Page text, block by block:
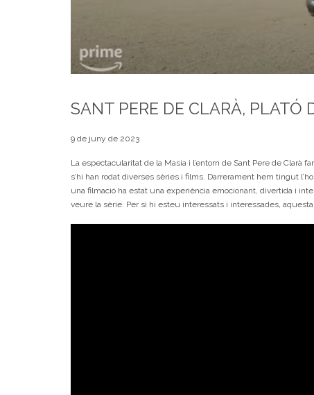
SANT PERE DE CLARÀ, PLATÓ
9 de juny de 2023
La espectacularitat de la Masia i l’entorn de Sant Pere de Clarà
s’hi han rodat diverses sèries i films. Darrerament hem tingut
una filmació ha estat una experiència emocionant, divertida i
veure la sèrie. Per si hi esteu interessats i interessades,